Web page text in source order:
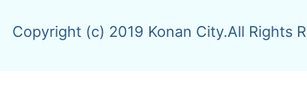
Copyright (c) 2019 Konan City.All Rights